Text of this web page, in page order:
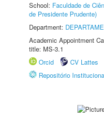
School: Faculdade de
de Presidente Prudente)
Department:
Academic Appointment
title: MS-3.1
Orcid
CV Lattes
Repositório